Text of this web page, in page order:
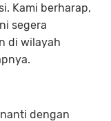
Kami berharap,
segera
di wilayah
dengan